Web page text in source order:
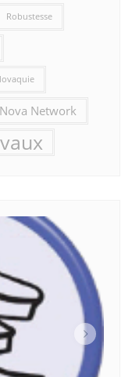
Robustesse
Network